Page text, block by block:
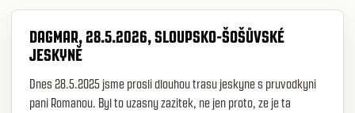
DAGMAR, 28.5.2026, SLOUPSKO-ŠOŠŮVSKÉ
JESKYNĚ
Dnes 28.5.2025 jsme prosli dlouhou trasu jeskyne s pruvodkyni
pani Romanou. Byl to uzasny zazitek, ne jen proto, ze je ta